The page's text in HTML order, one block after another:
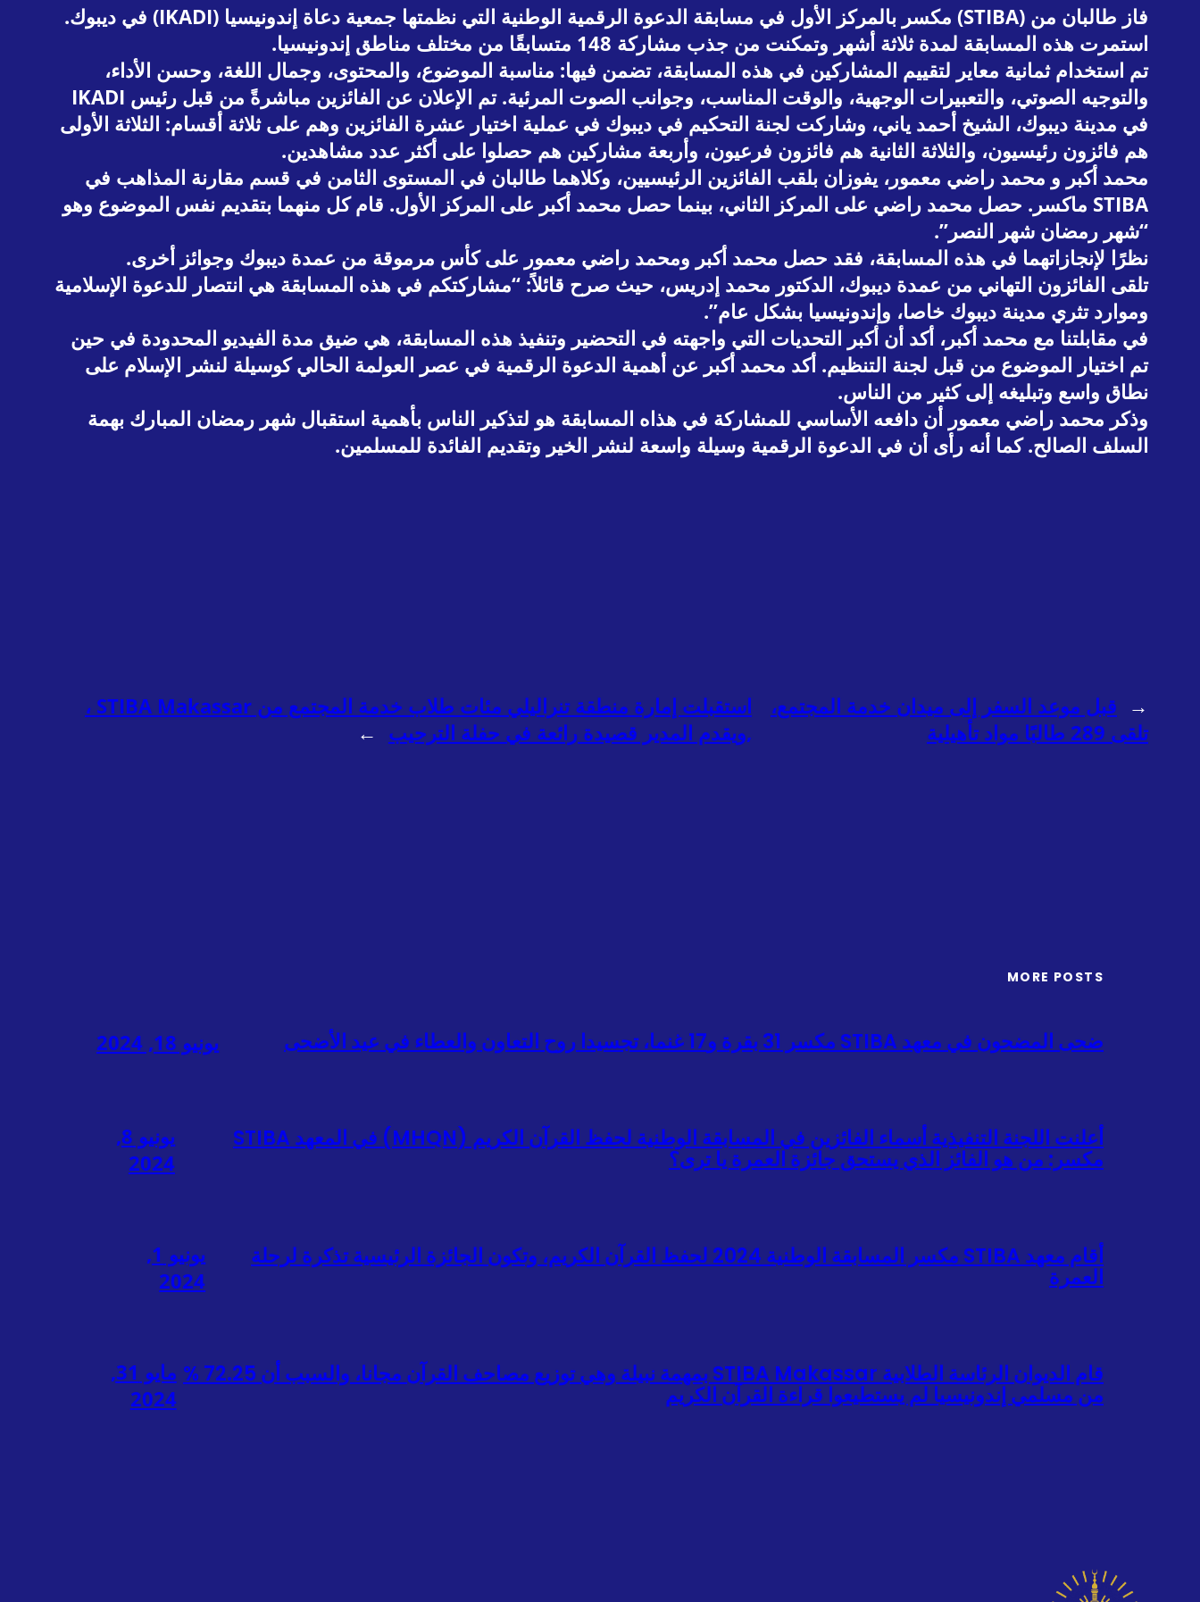
فاز طالبان من (STIBA) مكسر بالمركز الأول في مسابقة الدعوة الرقمية الوطنية التي نظمتها جمعية دعاة إندونيسيا (IKADI) في ديبوك.
استمرت هذه المسابقة لمدة ثلاثة أشهر وتمكنت من جذب مشاركة 148 متسابقًا من مختلف مناطق إندونيسيا.
تم استخدام ثمانية معاير لتقييم المشاركين في هذه المسابقة، تضمن فيها: مناسبة الموضوع، والمحتوى، وجمال اللغة، وحسن الأداء،
والتوجيه الصوتي، والتعبيرات الوجهية، والوقت المناسب، وجوانب الصوت المرئية. تم الإعلان عن الفائزين مباشرةً من قبل رئيس IKADI
في مدينة ديبوك، الشيخ أحمد ياني، وشاركت لجنة التحكيم في ديبوك في عملية اختيار عشرة الفائزين وهم على ثلاثة أقسام: الثلاثة الأولى
هم فائزون رئيسيون، والثلاثة الثانية هم فائزون فرعيون، وأربعة مشاركين هم حصلوا على أكثر عدد مشاهدين.
محمد أكبر و محمد راضي معمور، يفوزان بلقب الفائزين الرئيسيين، وكلاهما طالبان في المستوى الثامن في قسم مقارنة المذاهب في
STIBA ماكسر. حصل محمد راضي على المركز الثاني، بينما حصل محمد أكبر على المركز الأول. قام كل منهما بتقديم نفس الموضوع وهو
“شهر رمضان شهر النصر”.
نظرًا لإنجازاتهما في هذه المسابقة، فقد حصل محمد أكبر ومحمد راضي معمور على كأس مرموقة من عمدة ديبوك وجوائز أخرى.
تلقى الفائزون التهاني من عمدة ديبوك، الدكتور محمد إدريس، حيث صرح قائلاً: “مشاركتكم في هذه المسابقة هي انتصار للدعوة الإسلامية
وموارد تثري مدينة ديبوك خاصا، وإندونيسيا بشكل عام”.
في مقابلتنا مع محمد أكبر، أكد أن أكبر التحديات التي واجهته في التحضير وتنفيذ هذه المسابقة، هي ضيق مدة الفيديو المحدودة في حين
تم اختيار الموضوع من قبل لجنة التنظيم. أكد محمد أكبر عن أهمية الدعوة الرقمية في عصر العولمة الحالي كوسيلة لنشر الإسلام على
نطاق واسع وتبليغه إلى كثير من الناس.
وذكر محمد راضي معمور أن دافعه الأساسي للمشاركة في هذاه المسابقة هو لتذكير الناس بأهمية استقبال شهر رمضان المبارك بهمة
السلف الصالح. كما أنه رأى أن في الدعوة الرقمية وسيلة واسعة لنشر الخير وتقديم الفائدة للمسلمين.
← قبل موعد السفر إلى ميدان خدمة المجتمع،
تلقى 289 طالبًا مواد تأهيلية
استقبلت إمارة منطقة تنراليلي مئات طلاب خدمة المجتمع من STIBA Makassar ،
,ويقدم المدير قصيدة رائعة في حفلة الترحيب →
MORE POSTS
ضحى المضحون في معهد STIBA مكسر 31 بقرة و17 غنما، تجسيدا روح التعاون والعطاء في عيد الأضحى يونيو 18, 2024
أعلنت اللجنة التنفيذية أسماء الفائزين في المسابقة الوطنية لحفظ القرآن الكريم (MHQN) في المعهد STIBA
مكسر: من هو الفائز الذي يستحق جائزة العمرة يا ترى؟
يونيو 8,
2024
أقام معهد STIBA مكسر المسابقة الوطنية 2024 لحفظ القرآن الكريم، وتكون الجائزة الرئيسية تذكرة لرحلة
العمرة
يونيو 1,
2024
قام الديوان الرئاسة الطلابية STIBA Makassar بمهمة نبيلة وهي توزيع مصاحف القرآن مجانا، والسبب أن 72.25 %
من مسلمي إندونيسيا لم يستطيعوا قراءة القرآن الكريم
مايو 31,
2024